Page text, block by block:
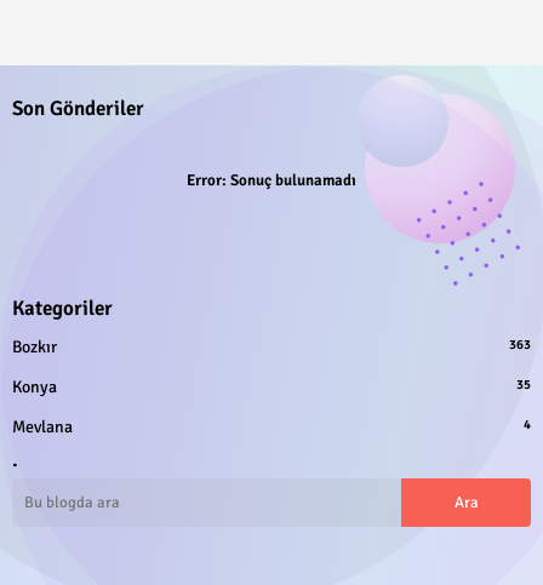
Son Gönderiler
Error: Sonuç bulunamadı
Kategoriler
Bozkır 363
Konya 35
Mevlana 4
.